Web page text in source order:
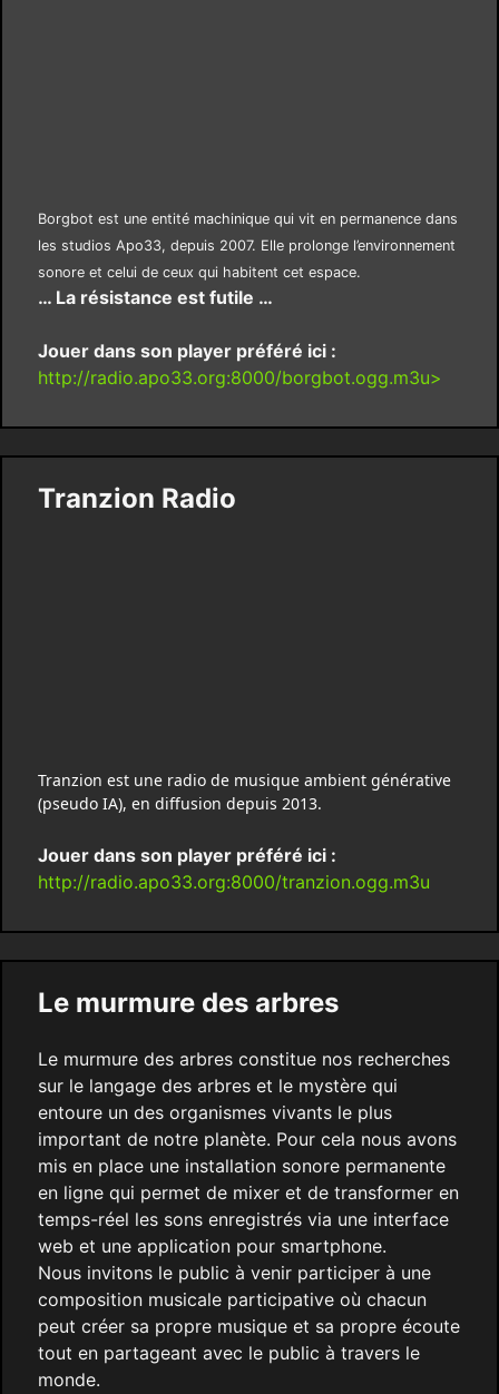
Borgbot est une entité machinique qui vit en permanence dans
les studios Apo33, depuis 2007. Elle prolonge l’environnement
sonore et celui de ceux qui habitent cet espace.
… La résistance est futile …
Jouer dans son player préféré ici :
http://radio.apo33.org:8000/borgbot.ogg.m3u>
Tranzion Radio
Tranzion est une radio de musique ambient générative
(pseudo IA), en diffusion depuis 2013.
Jouer dans son player préféré ici :
http://radio.apo33.org:8000/tranzion.ogg.m3u
Le murmure des arbres
Le murmure des arbres constitue nos recherches
sur le langage des arbres et le mystère qui
entoure un des organismes vivants le plus
important de notre planète. Pour cela nous avons
mis en place une installation sonore permanente
en ligne qui permet de mixer et de transformer en
temps-réel les sons enregistrés via une interface
web et une application pour smartphone.
Nous invitons le public à venir participer à une
composition musicale participative où chacun
peut créer sa propre musique et sa propre écoute
tout en partageant avec le public à travers le
monde.